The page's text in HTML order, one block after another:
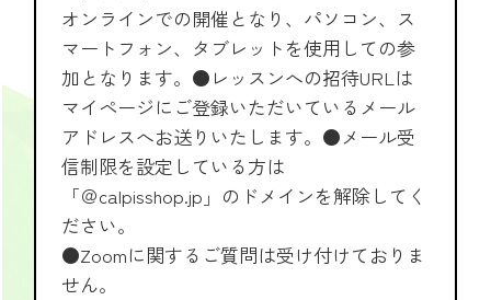
オンラインでの開催となり、パソコン、ス
マートフォン、タブレットを使用しての参
加となります。●レッスンへの招待URLは
マイページにご登録いただいているメール
アドレスへお送りいたします。●メール受
信制限を設定している方は
「＠calpisshop.jp」のドメインを解除してく
ださい。
●Zoomに関するご質問は受け付けておりま
せん。